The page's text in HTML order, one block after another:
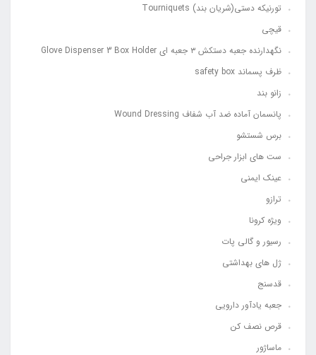
تورنیکه دستی(شریان بند) Tourniquets
قیچی
نگهدارنده جعبه دستکش ۳ جعبه ای Glove Dispenser 3 Box Holder
ظرف پسماند safety box
زانو بند
پانسمان آماده ضد آب شفاف Wound Dressing
برس شستشو
ست های ابزار جراحی
عینک ایمنی
ترازو
ویژه کرونا
رسیور و گالی پات
ژل های بهداشتی
قدسنج
جعبه یادآور دارویی
قرص نصف کن
ماساژور